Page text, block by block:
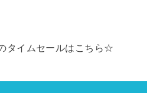
タイムセールはこちら☆